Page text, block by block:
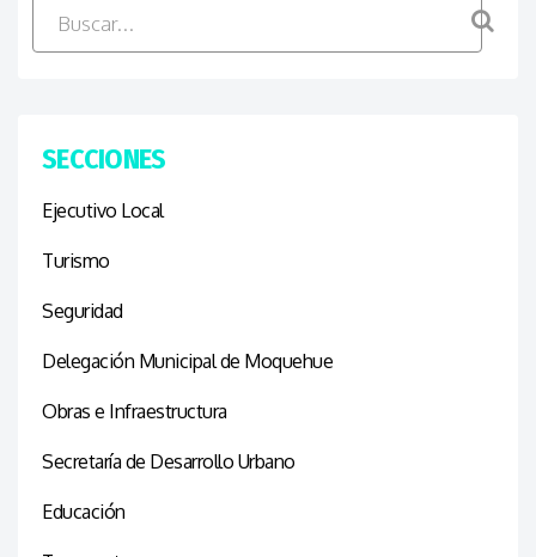
SECCIONES
Ejecutivo Local
Turismo
Seguridad
Delegación Municipal de Moquehue
Obras e Infraestructura
Secretaría de Desarrollo Urbano
Educación